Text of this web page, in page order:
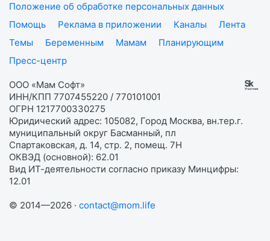
Положение об обработке персональных данных
Помощь
Реклама в приложении Каналы
Лента
Темы
Беременным Мамам
Планирующим
Пресс-центр
ООО «Мам Софт»
ИНН/КПП 7707455220 / 770101001
ОГРН 1217700330275
Юридический адрес: 105082, Город Москва, вн.тер.г.
муниципальный округ Басманный, пл
Спартаковская, д. 14, стр. 2, помещ. 7Н
ОКВЭД (основной): 62.01
Вид ИТ-деятельности согласно приказу Минцифры:
12.01
© 2014—2026 · contact@mom.life